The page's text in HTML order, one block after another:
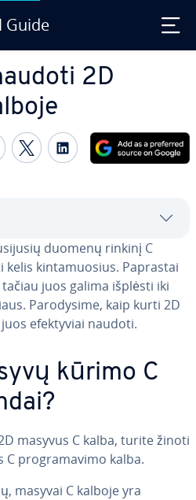
Guide
2D
Share on Facebook
Share on Twitter
Share on
duomenų rinkinį C
kin­ta­muo­sius. Paprastai
juos galima išplėsti iki
Pa­ro­dy­si­me, kaip kurti 2D
efek­ty­viai naudoti.
kūrimo C
masyvus C kalba, turite žinoti
prog­ra­ma­vi­mo kalba.
masyvai C kalboje yra